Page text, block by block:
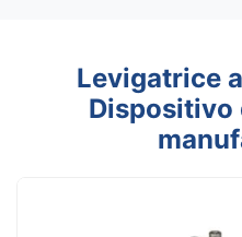
Levigatrice
Dispositivo